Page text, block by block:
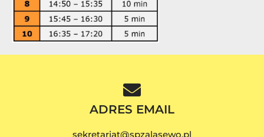
ADRES EMAIL
sekretariat@spzalasewo.pl